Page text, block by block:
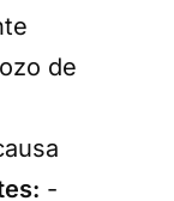
de
-